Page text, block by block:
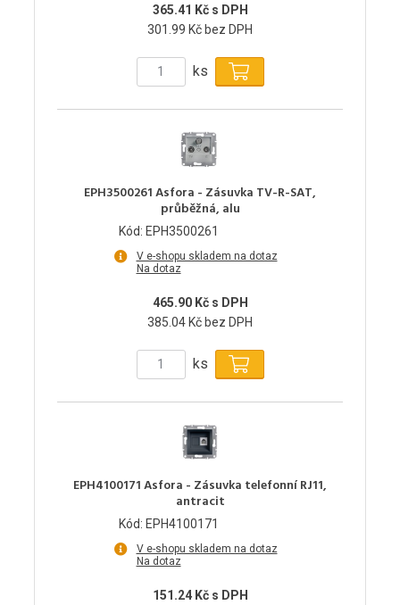
365.41 Kč s DPH
301.99 Kč bez DPH
ks
EPH3500261 Asfora - Zásuvka TV-R-SAT,
průběžná, alu
Kód: EPH3500261
V e-shopu skladem na dotaz
Na dotaz
465.90 Kč s DPH
385.04 Kč bez DPH
ks
EPH4100171 Asfora - Zásuvka telefonní RJ11,
antracit
Kód: EPH4100171
V e-shopu skladem na dotaz
Na dotaz
151.24 Kč s DPH